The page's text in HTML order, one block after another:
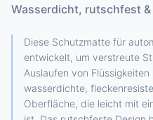
Wasserdicht, rutschfest
Diese Schutzmatte für
entwickelt, um verstreute
Auslaufen von
wasserdichte,
Oberfläche, die leicht mit